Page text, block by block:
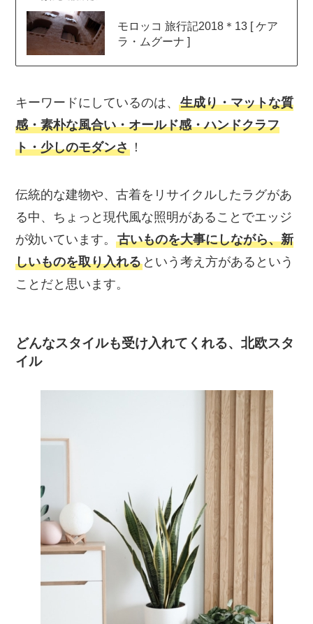
モロッコ 旅行記2018＊13 [ ケア
ラ・ムグーナ ]
キーワードにしているのは、生成り・マットな質
感・素朴な風合い・オールド感・ハンドクラフ
ト・少しのモダンさ ！
伝統的な建物や、古着をリサイクルしたラグがあ
る中、ちょっと現代風な照明があることでエッジ
が効いています。古いものを大事にしながら、新
しいものを取り入れる という考え方があるという
ことだと思います。
どんなスタイルも受け入れてくれる、北欧スタ
イル